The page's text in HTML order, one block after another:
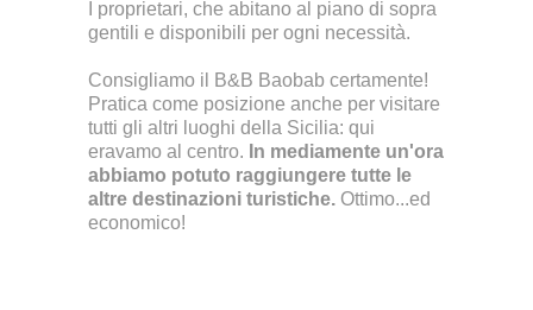
I proprietari, che abitano al piano di sopra
gentili e disponibili per ogni necessità.
Consigliamo il B&B Baobab certamente!
Pratica come posizione anche per visitare
tutti gli altri luoghi della Sicilia: qui
eravamo al centro. In mediamente un'ora
abbiamo potuto raggiungere tutte le
altre destinazioni turistiche. Ottimo...ed
economico!